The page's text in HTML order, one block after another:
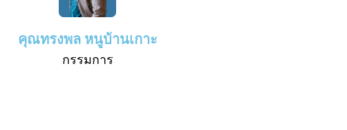
คุณทรงพล หนูบ้านเกาะ
กรรมการ